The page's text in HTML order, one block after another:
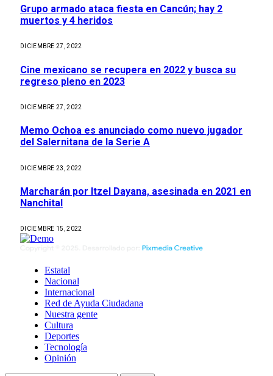
Grupo armado ataca fiesta en Cancún; hay 2
muertos y 4 heridos
DICIEMBRE 27, 2022
Cine mexicano se recupera en 2022 y busca su
regreso pleno en 2023
DICIEMBRE 27, 2022
Memo Ochoa es anunciado como nuevo jugador
del Salernitana de la Serie A
DICIEMBRE 23, 2022
Marcharán por Itzel Dayana, asesinada en 2021 en
Nanchital
DICIEMBRE 15, 2022
Estatal
Nacional
Internacional
Red de Ayuda Ciudadana
Nuestra gente
Cultura
Deportes
Tecnología
Opinión